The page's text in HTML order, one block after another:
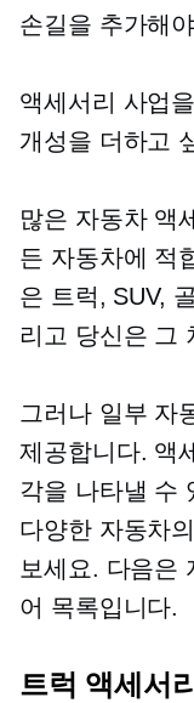
손길을 추가해
액세서리 사업
개성을 더하고
많은 자동차 액
든 자동차에 적
은 트럭, SUV,
리고 당신은 그
그러나 일부 자
제공합니다. 액
각을 나타낼 수
다양한 자동차
보세요. 다음은
어 목록입니다.
트럭 액세서리